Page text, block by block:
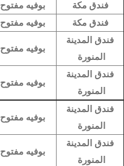
فندق مكة
بوفيه مفتوح
فندق مكة
بوفيه مفتوح
فندق المدينة
المنورة
بوفيه مفتوح
فندق المدينة
المنورة
بوفيه مفتوح
فندق المدينة
المنورة
بوفيه مفتوح
فندق المدينة
المنورة
بوفيه مفتوح